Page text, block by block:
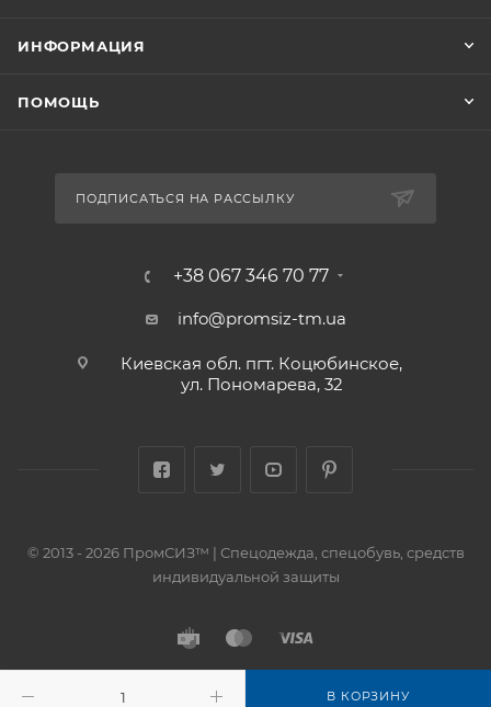
В КОРЗИНУ
ИНФОРМАЦИЯ
ПОМОЩЬ
ПОДПИСАТЬСЯ НА РАССЫЛКУ
+38 067 346 70 77
info@promsiz-tm.ua
Киевская обл. пгт. Коцюбинское,
ул. Пономарева, 32
© 2013 - 2026 ПромСИЗ™ | Спецодежда, спецобувь, средств
индивидуальной защиты